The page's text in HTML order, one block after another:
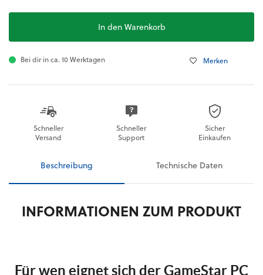
In den Warenkorb
Bei dir in ca. 10 Werktagen Merken
Schneller
Versand
Schneller
Support
Sicher
Einkaufen
Beschreibung Technische Daten
INFORMATIONEN ZUM PRODUKT
Für wen eignet sich der GameStar PC